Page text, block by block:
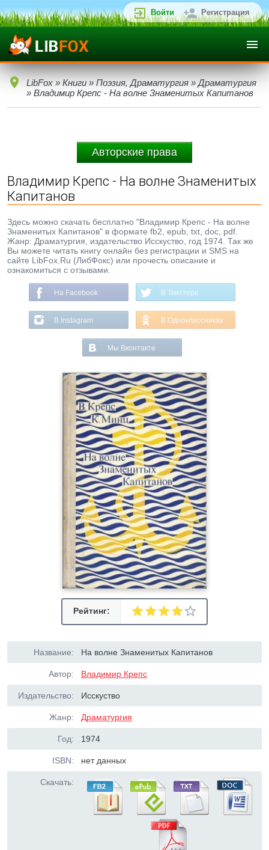
Войти Регистрация
LibFox » Книги » Поэзия, Драматургия » Драматургия
» Владимир Крепс - На волне Знаменитых Капитанов
Авторские права
Владимир Крепс - На волне Знаменитых
Капитанов
Здесь можно скачать бесплатно "Владимир Крепс - На волне
Знаменитых Капитанов" в формате fb2, epub, txt, doc, pdf.
Жанр: Драматургия, издательство Исскуство, год 1974. Так же
Вы можете читать книгу онлайн без регистрации и SMS на
сайте LibFox.Ru (ЛибФокс) или прочесть описание и
ознакомиться с отзывами.
На Facebook В Твиттере
В Instagram В Одноклассниках
Мы Вконтакте
Рейтинг:
Название: На волне Знаменитых Капитанов
Автор: Владимир Крепс
Издательство: Исскуство
Жанр: Драматургия
Год: 1974
ISBN: нет данных
Скачать: